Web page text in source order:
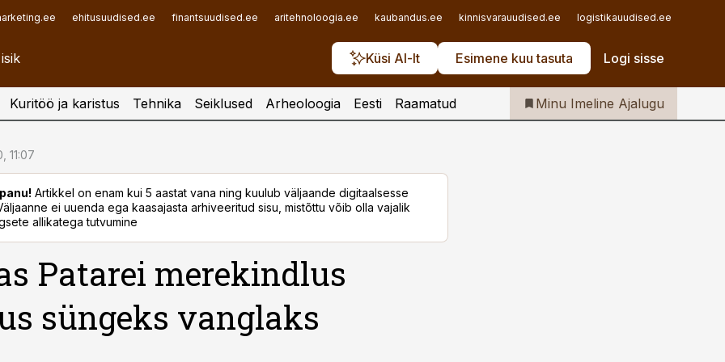
ehitusuudised.ee finantsuudised.ee aritehnoloogia.ee kaubandus.ee kinnisvarauudised.ee logistikauudised.ee
Küsi AI-lt Esimene kuu tasuta Logi sisse
Iseteenindus
Telli Imeline Ajalugu
Kuritöö ja karistus Tehnika Seiklused Arheoloogia Eesti Raamatud Minu Imeline Ajalugu
11:07
Artikkel on enam kui 5 aastat vana ning kuulub väljaande digitaalsesse
ei uuenda ega kaasajasta arhiveeritud sisu, mistõttu võib olla vajalik
allikatega tutvumine
Patarei merekindlus
süngeks vanglaks